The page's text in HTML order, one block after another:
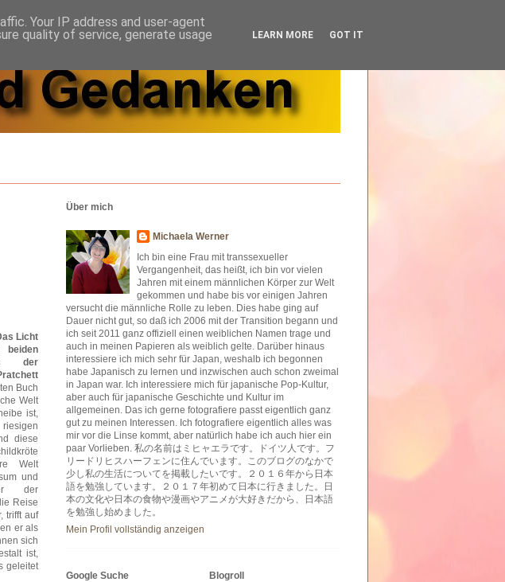
Licht
der
Buch
Welt
ist,
diese
Welt
und
der
Reise
trifft auf
er als
sich
ist,
geleitet
Über mich
Michaela Werner
Ich bin eine Frau mit transsexueller
Vergangenheit, das heißt, ich bin vor vielen
Jahren mit einem männlichen Körper zur Welt
gekommen und habe bis vor einigen Jahren
versucht die männliche Rolle zu leben. Dies habe ging auf
Dauer nicht gut, so daß ich 2006 mit der Transition begann und
ich seit 2011 ganz offiziell einen weiblichen Namen trage und
auch in meinen Papieren als weiblich gelte. Darüber hinaus
interessiere ich mich sehr für Japan, weshalb ich begonnen
habe Japanisch zu lernen und inzwischen auch schon zweimal
in Japan war. Ich interessiere mich für japanische Pop-Kultur,
aber auch für japanische Geschichte und Kultur im
allgemeinen. Das ich gerne fotografiere passt eigentlich ganz
gut zu meinen Interessen. Ich fotografiere eigentlich alles was
mir vor die Linse kommt, aber natürlich habe ich auch hier ein
paar Vorlieben. 私の名前はミヒャエラです。ドイツ人です。フ
リードリヒスハーフェンに住んでいます。このブログのなかで
少し私の生活についてを掲載したいです。２０１６年から日本
語を勉強しています。２０１７年初めて日本に行きました。日
本の文化や日本の食物や漫画やアニメが大好きだから、日本語
を勉強し始めました。
Mein Profil vollständig anzeigen
Google Suche Blogroll
Your IP address and user-agent
quality of service, generate usage
LEARN MORE GOT IT